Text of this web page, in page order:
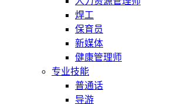
焊工
保育员
新媒体
健康管理师
专业技能
普通话
导游